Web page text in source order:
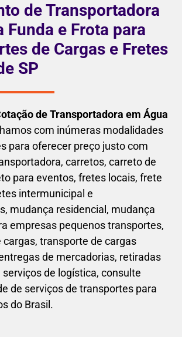
de Transportadora
Funda e Frota para
de Cargas e Fretes
SP
de Transportadora em Água
com inúmeras modalidades
para oferecer preço justo com
carretos, carreto de
para eventos, fretes locais, frete
intermunicipal e
mudança residencial, mudança
empresas pequenos transportes,
transporte de cargas
de mercadorias, retiradas
de logística, consulte
de serviços de transportes para
do Brasil.